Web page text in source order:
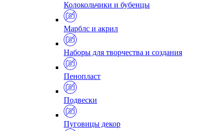
Колокольчики и бубенцы
Марблс и акрил
Наборы для творчества и создания
Пенопласт
Подвески
Пуговицы декор